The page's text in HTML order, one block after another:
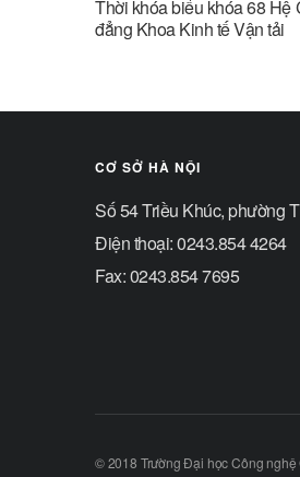
Thời khóa biểu khóa 68 Hệ
đẳng Khoa Kinh tế Vận tải
CƠ SỞ HÀ NỘI
Số 54 Triều Khúc, phường
Điện thoại: 0243.854 4264
Fax: 0243.854 7695
© 2018 Trường Đại học Công nghệ